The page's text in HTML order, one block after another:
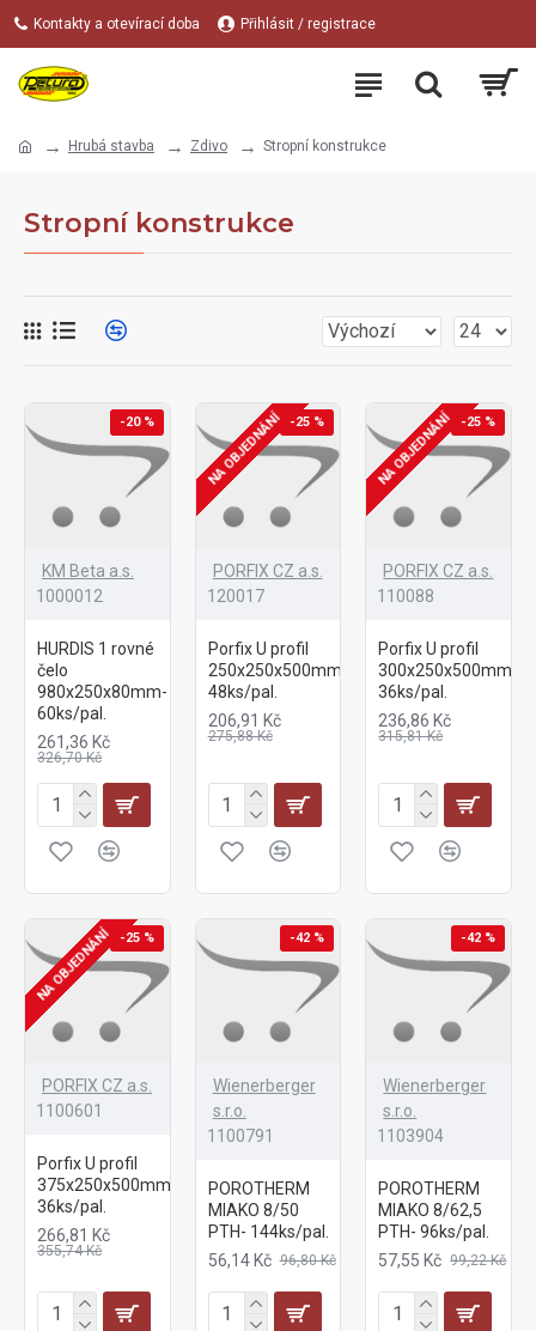
Kontakty a otevírací doba Přihlásit / registrace
Hrubá stavba Zdivo Stropní konstrukce
Stropní konstrukce
-20 %
KM Beta a.s.
1000012
HURDIS 1 rovné
čelo
980x250x80mm-
60ks/pal.
261,36 Kč
326,70 Kč
-25 %
NA OBJEDNÁNÍ
PORFIX CZ a.s.
120017
Porfix U profil
250x250x500mm-
48ks/pal.
206,91 Kč
275,88 Kč
-25 %
NA OBJEDNÁNÍ
PORFIX CZ a.s.
110088
Porfix U profil
300x250x500mm-
36ks/pal.
236,86 Kč
315,81 Kč
-25 %
NA OBJEDNÁNÍ
PORFIX CZ a.s.
1100601
Porfix U profil
375x250x500mm-
36ks/pal.
266,81 Kč
355,74 Kč
-42 %
Wienerberger
s.r.o.
1100791
POROTHERM
MIAKO 8/50
PTH- 144ks/pal.
56,14 Kč 96,80 Kč
-42 %
Wienerberger
s.r.o.
1103904
POROTHERM
MIAKO 8/62,5
PTH- 96ks/pal.
57,55 Kč 99,22 Kč